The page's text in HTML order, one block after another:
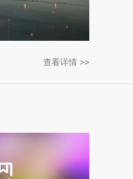
查看详情 >>